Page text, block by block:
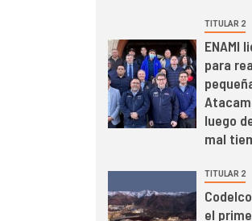
cobre
de
5 I+D
Estudio
precio
mineras
6
BHP
TITULAR 2
ENAMI
para
luego
mal
TITULAR 2
el